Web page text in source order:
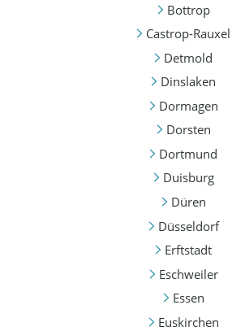
Bottrop
Castrop-Rauxel
Detmold
Dinslaken
Dormagen
Dorsten
Dortmund
Duisburg
Düren
Düsseldorf
Erftstadt
Eschweiler
Essen
Euskirchen